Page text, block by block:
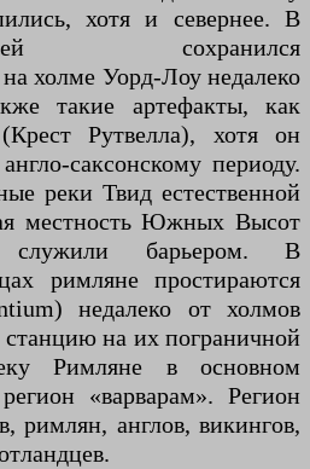
хотя и севернее. В
сохранился
холме Уорд-Лоу недалеко
такие артефакты, как
Рутвелла), хотя он
саксонскому периоду.
реки Твид естественной
местность Южных Высот
барьером. В
римляне простираются
недалеко от холмов
​​на их пограничной
Римляне в основном
«варварам». Регион
римлян, англов, викингов,